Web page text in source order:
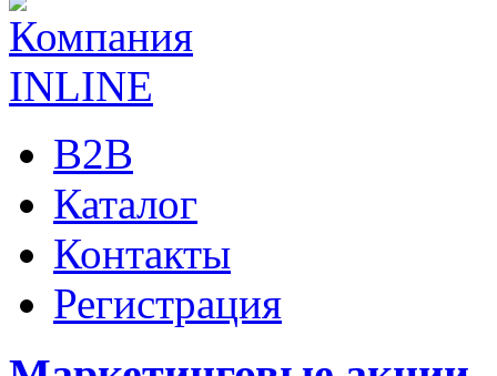
B2B
Каталог
Контакты
Регистрация